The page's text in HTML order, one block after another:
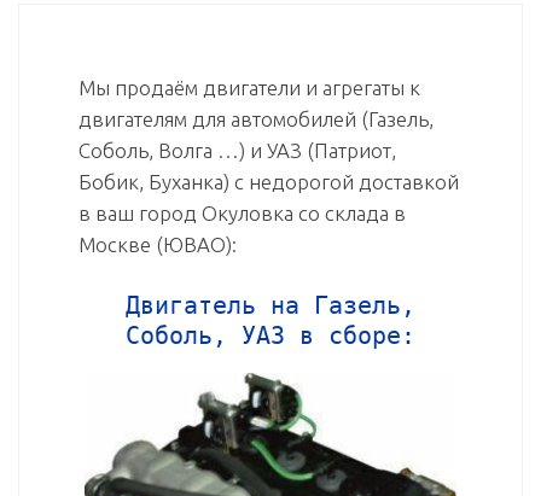
Мы продаём двигатели и агрегаты к
двигателям для автомобилей (Газель,
Соболь, Волга …) и УАЗ (Патриот,
Бобик, Буханка) с недорогой доставкой
в ваш город Окуловка со склада в
Москве (ЮВАО):
Двигатель на Газель,
Соболь, УАЗ в сборе: